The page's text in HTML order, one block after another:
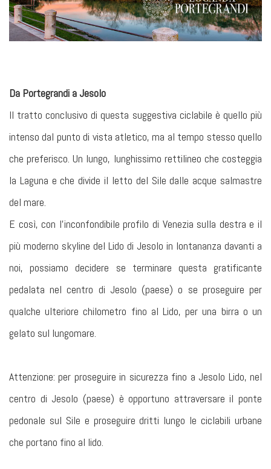
Da Portegrandi a Jesolo
Il tratto conclusivo di questa suggestiva ciclabile è quello più
intenso dal punto di vista atletico, ma al tempo stesso quello
che preferisco. Un lungo, lunghissimo rettilineo che costeggia
la Laguna e che divide il letto del Sile dalle acque salmastre
del mare.
E così, con l’inconfondibile profilo di Venezia sulla destra e il
più moderno skyline del Lido di Jesolo in lontananza davanti a
noi, possiamo decidere se terminare questa gratificante
pedalata nel centro di Jesolo (paese) o se proseguire per
qualche ulteriore chilometro fino al Lido, per una birra o un
gelato sul lungomare.
Attenzione: per proseguire in sicurezza fino a Jesolo Lido, nel
centro di Jesolo (paese) è opportuno attraversare il ponte
pedonale sul Sile e proseguire dritti lungo le ciclabili urbane
che portano fino al lido.